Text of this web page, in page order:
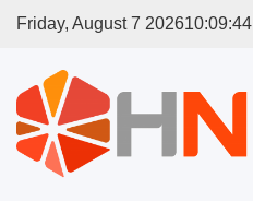
Friday, August 7 202610:09:45